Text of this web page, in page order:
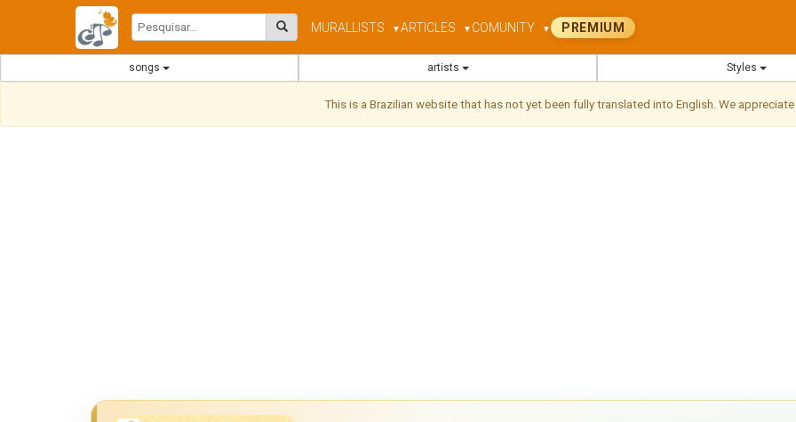
MURAL LISTS ▼ARTICLES ▼ COMUNITY ▼ PREMIUM
songs artists Styles
This is a Brazilian website that has not yet been fully translated into English. We